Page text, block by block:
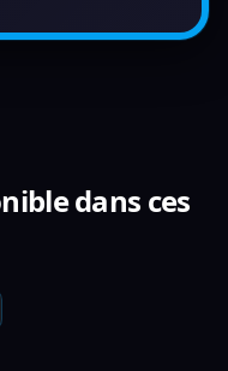
dans ces